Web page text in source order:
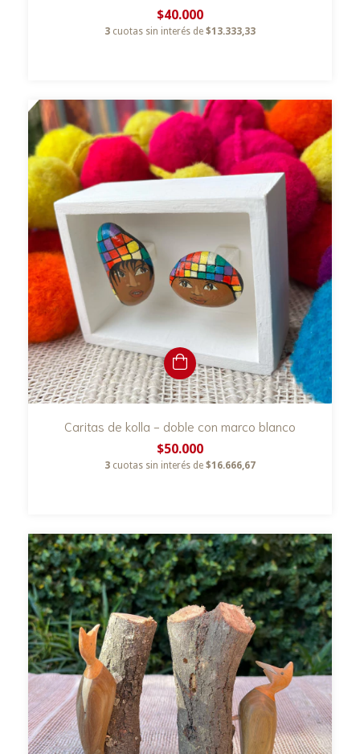
$40.000
3 cuotas sin interés de $13.333,33
Caritas de kolla - doble con marco blanco
$50.000
3 cuotas sin interés de $16.666,67